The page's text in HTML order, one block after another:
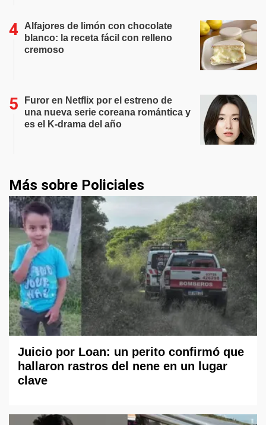
Alfajores de limón con chocolate
blanco: la receta fácil con relleno
cremoso
Furor en Netflix por el estreno de
una nueva serie coreana romántica y
es el K-drama del año
Más sobre Policiales
Juicio por Loan: un perito confirmó que
hallaron rastros del nene en un lugar
clave